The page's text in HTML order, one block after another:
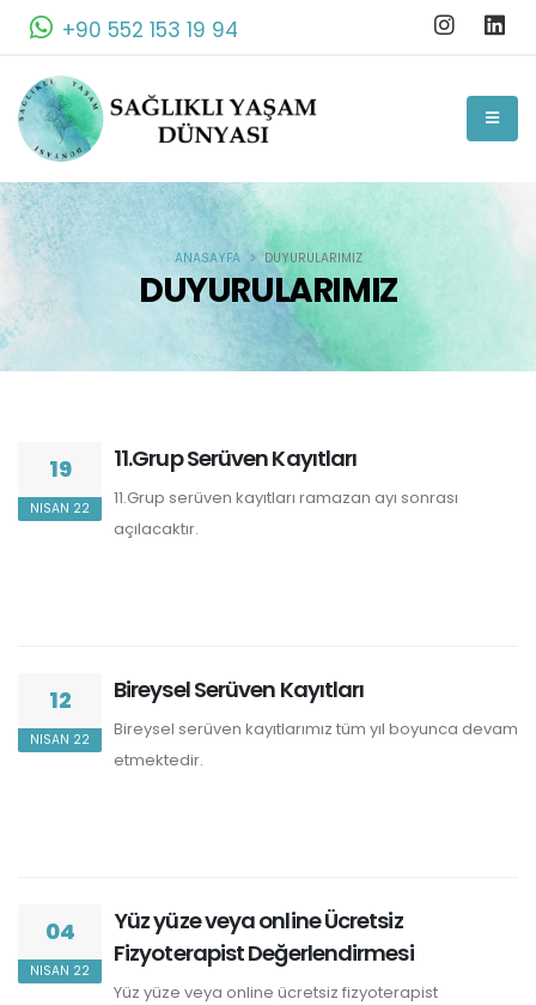
+90 552 153 19 94
DUYURULARIMIZ
ANASAYFA DUYURULARIMIZ
19
NISAN 22
11.Grup Serüven Kayıtları
11.Grup serüven kayıtları ramazan ayı sonrası
açılacaktır.
12
NISAN 22
Bireysel Serüven Kayıtları
Bireysel serüven kayıtlarımız tüm yıl boyunca devam
etmektedir.
04
NISAN 22
Yüz yüze veya online Ücretsiz
Fizyoterapist Değerlendirmesi
Yüz yüze veya online ücretsiz fizyoterapist